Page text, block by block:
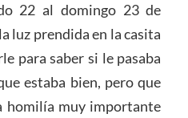
22 al domingo 23 de
luz prendida en la casita
para saber si le pasaba
estaba bien, pero que
homilía muy importante